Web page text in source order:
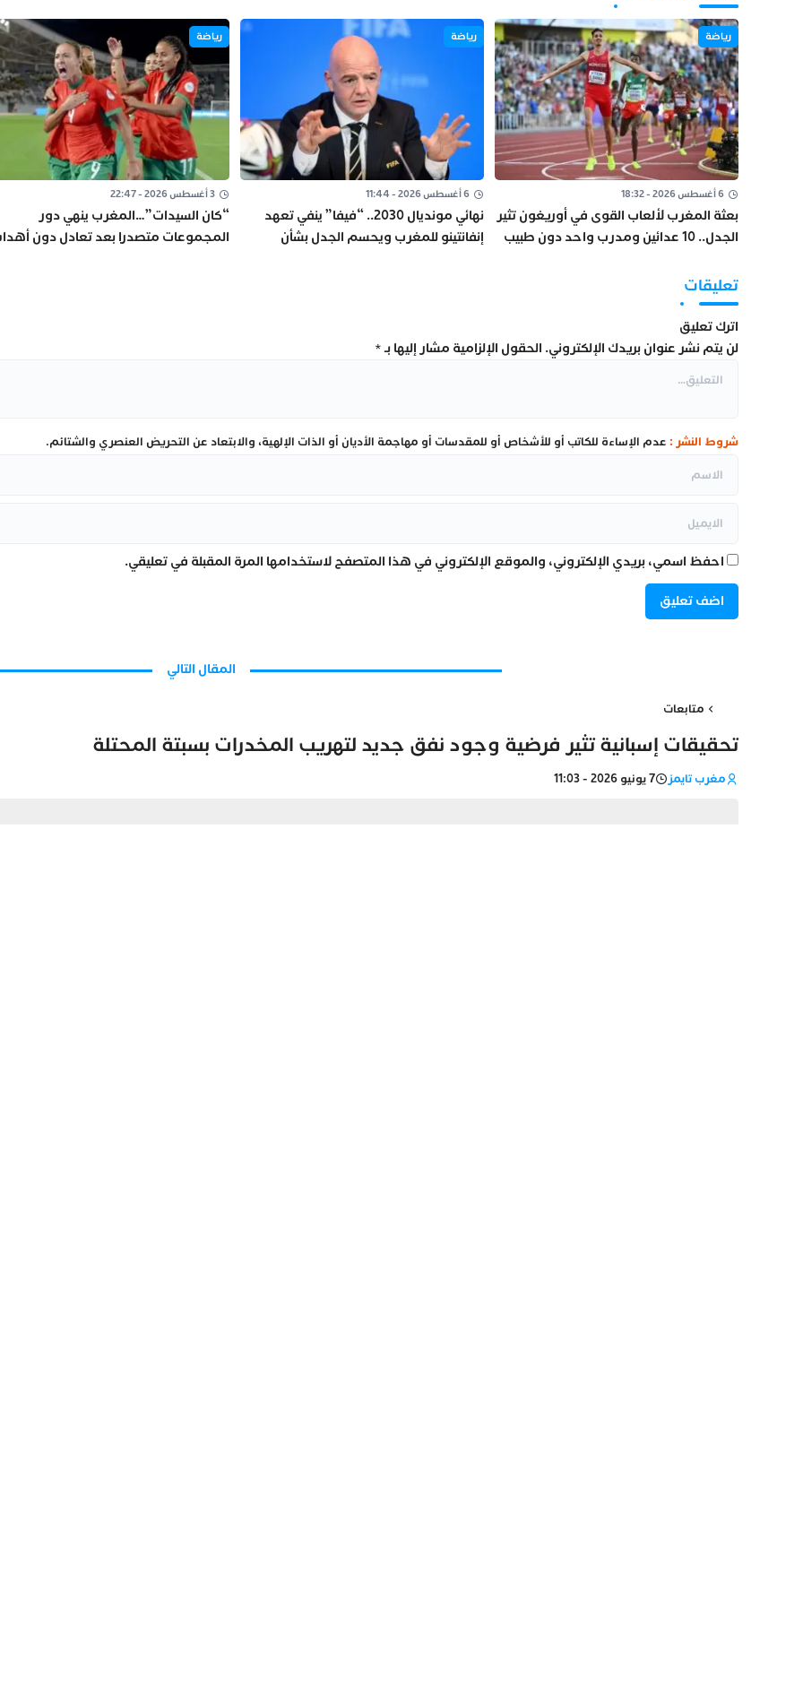
رياضة
6 أغسطس 2026 - 18:32
بعثة المغرب لألعاب القوى في أوريغون تثير
الجدل.. 10 عدائين ومدرب واحد دون طبيب
رياضة
6 أغسطس 2026 - 11:44
نهائي مونديال 2030.. “فيفا” ينفي تعهد
إنفانتينو للمغرب ويحسم الجدل بشأن
رياضة
3 أغسطس 2026 - 22:47
“كان السيدات”…المغرب ينهي دور
المجموعات متصدرا بعد تعادل دون
تعليقات
اترك تعليق
لن يتم نشر عنوان بريدك الإلكتروني. الحقول الإلزامية مشار إليها بـ*
شروط النشر : عدم الإساءة للكاتب أو للأشخاص أو للمقدسات أو مهاجمة الأديان أو الذات الإلهية، والابتعاد عن التحريض العنصري والشتائم.
احفظ اسمي، بريدي الإلكتروني، والموقع الإلكتروني في هذا المتصفح لاستخدامها المرة المقبلة في تعليقي.
المقال التالي
متابعات
تحقيقات إسبانية تثير فرضية وجود نفق جديد لتهريب المخدرات بسبتة المحتلة
مغرب تايمز 7 يونيو 2026 - 11:03